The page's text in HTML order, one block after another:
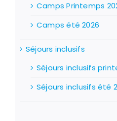
Camps Printemps
Camps été 2026
Séjours inclusifs
Séjours inclusifs
Séjours inclusifs été